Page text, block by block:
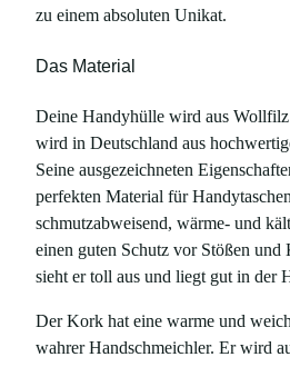
ü
i
P
h
o
n
e
1
&
i
zu einem absoluten Unikat.
Das Material
Deine Handyhülle wird aus
wird in Deutschland aus
Seine ausgezeichneten
perfekten Material für
schmutzabweisend, wärme- und
einen guten Schutz vor Stößen
sieht er toll aus und liegt gut in der
Der Kork hat eine warme und
wahrer Handschmeichler. Er wird